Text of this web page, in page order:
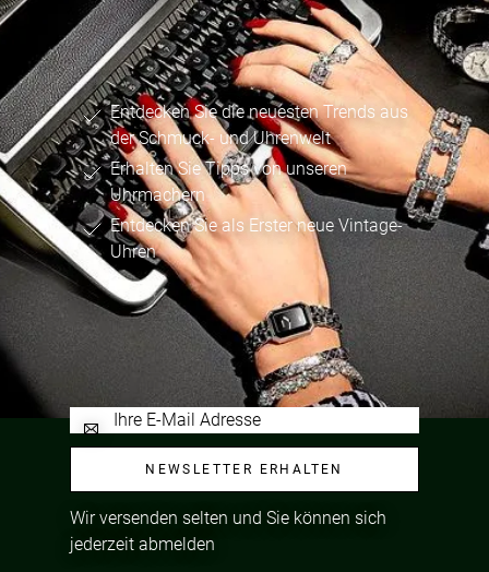
Entdecken Sie die neuesten Trends aus
der Schmuck- und Uhrenwelt
Erhalten Sie Tipps von unseren
Uhrmachern
Entdecken Sie als Erster neue Vintage-
Uhren
NEWSLETTER ERHALTEN
Wir versenden selten und Sie können sich
jederzeit abmelden